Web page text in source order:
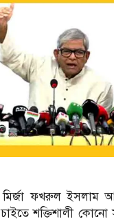
মির্জা ফখরুল ইসলাম
চাইতে শক্তিশালী